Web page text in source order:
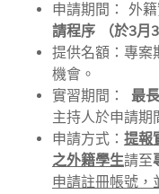
申請期間： 外
請程序 （於3月
提供名額：專案
機會。
實習期間： 最
主持人於申請期
申請方式： 提報
之外籍學生請至
申請註冊帳號，